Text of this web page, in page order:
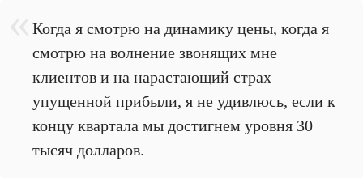
Когда я смотрю на динамику цены, когда я
смотрю на волнение звонящих мне
клиентов и на нарастающий страх
упущенной прибыли, я не удивлюсь, если к
концу квартала мы достигнем уровня 30
тысяч долларов.